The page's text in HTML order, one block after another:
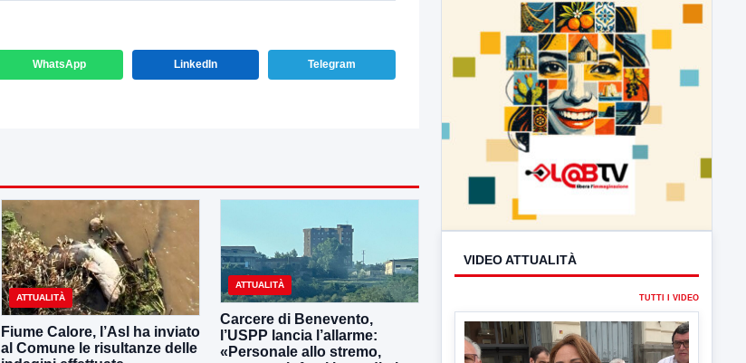
WhatsApp LinkedIn Telegram
ATTUALITÀ
Fiume Calore, l’Asl ha inviato
al Comune le risultanze delle
ATTUALITÀ
Carcere di Benevento,
l’USPP lancia l’allarme:
«Personale allo stremo,
VIDEO ATTUALITÀ
TUTTI I VIDEO
▶